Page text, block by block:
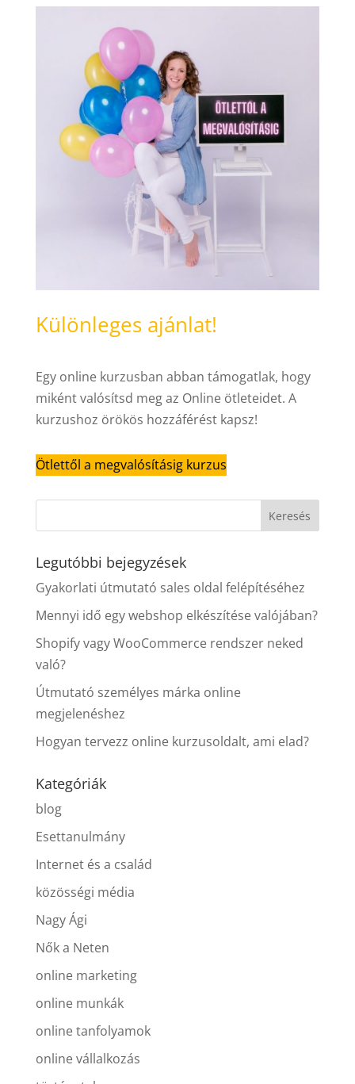
Különleges ajánlat!
Egy online kurzusban abban támogatlak, hogy
miként valósítsd meg az Online ötleteidet. A
kurzushoz örökös hozzáférést kapsz!
Ötlettől a megvalósításig kurzus
Legutóbbi bejegyzések
Gyakorlati útmutató sales oldal felépítéséhez
Mennyi idő egy webshop elkészítése valójában?
Shopify vagy WooCommerce rendszer neked
való?
Útmutató személyes márka online
megjelenéshez
Hogyan tervezz online kurzusoldalt, ami elad?
Kategóriák
blog
Esettanulmány
Internet és a család
közösségi média
Nagy Ági
Nők a Neten
online marketing
online munkák
online tanfolyamok
online vállalkozás